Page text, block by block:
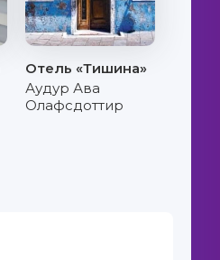
Отель «Тишина»
Аудур Ава
Олафсдоттир